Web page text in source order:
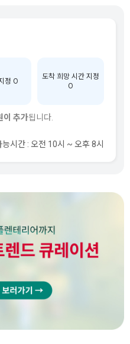
정 O
도착 희망 시간 지정
O
이 추가됩니다.
능시간 : 오전 10시 ~ 오후 8시